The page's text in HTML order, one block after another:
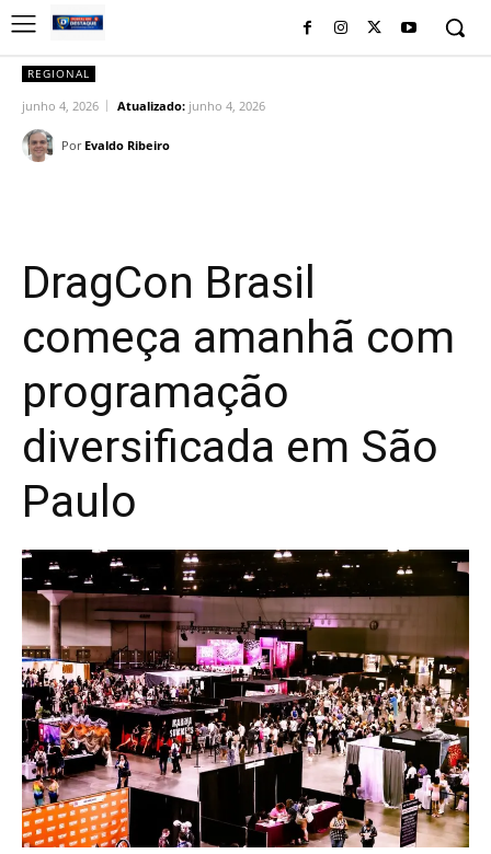
REGIONAL
junho 4, 2026 Atualizado: junho 4, 2026
Por Evaldo Ribeiro
DragCon Brasil
começa amanhã com
programação
diversificada em São
Paulo